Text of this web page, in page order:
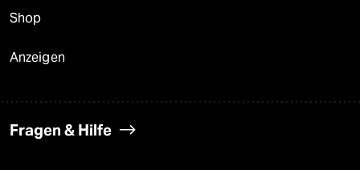
Shop
Anzeigen
Fragen & Hilfe